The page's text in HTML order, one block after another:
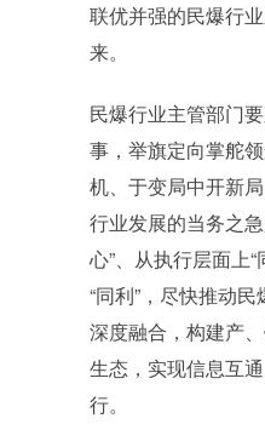
联优并强的民爆行
来。
民爆行业主管部门
事，举旗定向掌舵
机、于变局中开新
行业发展的当务之
心”、从执行层面上
“同利”，尽快推动
深度融合，构建产
生态，实现信息互
行。